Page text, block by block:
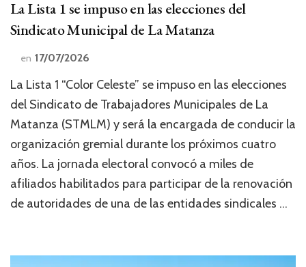
La Lista 1 se impuso en las elecciones del
Sindicato Municipal de La Matanza
en 17/07/2026
La Lista 1 “Color Celeste” se impuso en las elecciones
del Sindicato de Trabajadores Municipales de La
Matanza (STMLM) y será la encargada de conducir la
organización gremial durante los próximos cuatro
años. La jornada electoral convocó a miles de
afiliados habilitados para participar de la renovación
de autoridades de una de las entidades sindicales …